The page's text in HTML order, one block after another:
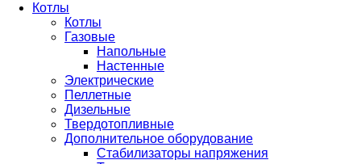
Котлы
Котлы
Газовые
Напольные
Настенные
Электрические
Пеллетные
Дизельные
Твердотопливные
Дополнительное оборудование
Стабилизаторы напряжения